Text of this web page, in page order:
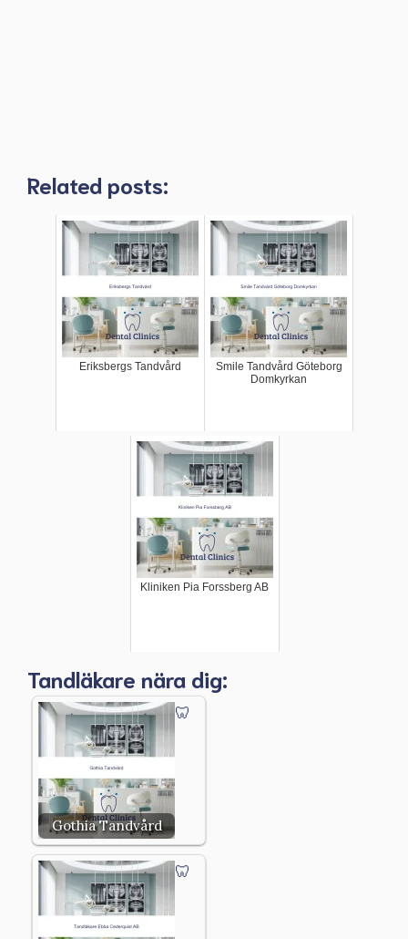
Related posts:
Eriksbergs Tandvård
Smile Tandvård Göteborg
Domkyrkan
Kliniken Pia Forssberg AB
Tandläkare nära dig:
Gothia Tandvård